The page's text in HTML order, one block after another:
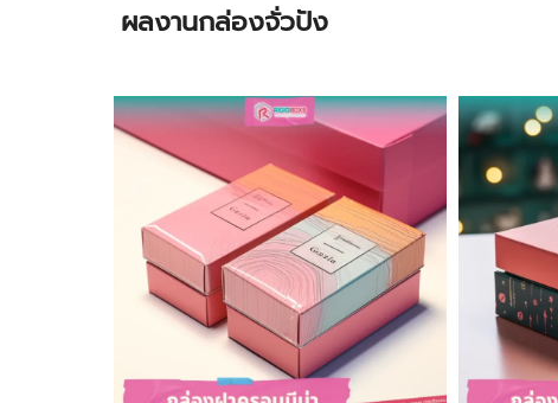
ผลงานกล่องจั่วปัง